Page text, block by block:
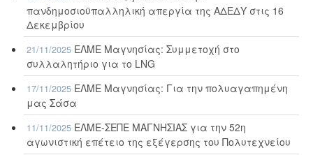
πανδημοσιοϋπαλληλική απεργία της ΑΔΕΔΥ στις 16
Δεκεμβρίου
21/11/2025 ΕΛΜΕ Μαγνησίας: Συμμετοχή στο
συλλαλητήριο για το LNG
17/11/2025 ΕΛΜΕ Μαγνησίας: Για την πολυαγαπημένη
μας Σάσα
11/11/2025 ΕΛΜΕ-ΣΕΠΕ ΜΑΓΝΗΣΙΑΣ για την 52η
αγωνιστική επέτειο της εξέγερσης του Πολυτεχνείου